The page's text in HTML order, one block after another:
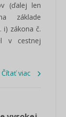
(ďalej len
základe
i) zákona č.
v cestnej
Čítať viac